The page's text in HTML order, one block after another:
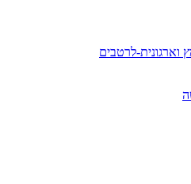
וארגונית-לרטבים